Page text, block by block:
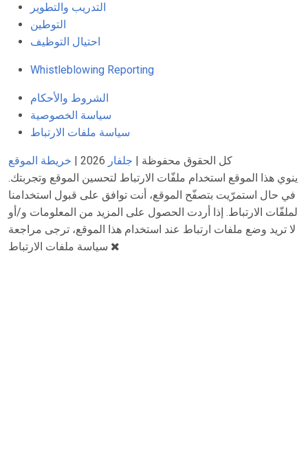
التدريب والتطوير
التوطين
احتيال التوظيف
Whistleblowing Reporting
الشروط والأحكام
سياسة الخصوصية
سياسة ملفات الارتباط
كل الحقوق محفوظة | جلفار
خريطة الموقع
ينوي هذا الموقع استخدام ملفّات الارتباط لتحسين الموقع وتجربتك.
في حال استمرّيت بتصفّح الموقع، أنت توافق على قبول استخدامنا
لملفّات الارتباط. إذا أردت الحصول على المزيد من المعلومات و/أو
لا تريد وضع ملفات ارتباط عند استخدام هذا الموقع، ترجى مراجعة